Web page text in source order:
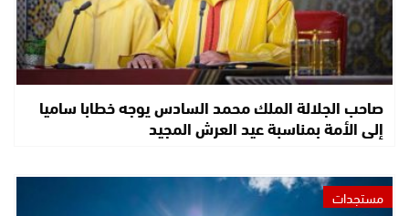
صاحب الجلالة الملك محمد السادس يوجه خطابا ساميا
إلى الأمة بمناسبة عيد العرش المجيد
مستجدات